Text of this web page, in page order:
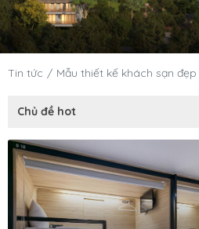
Tin tức Mẫu thiết kế khách sạn đẹp
Chủ đề hot